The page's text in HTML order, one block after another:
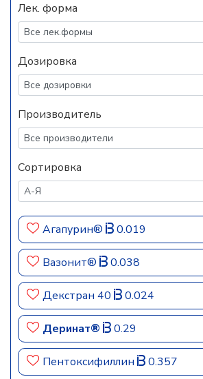
Лек. форма
Дозировка
Производитель
Сортировка
Агапурин® 0.019
Вазонит® 0.038
Декстран 40 0.024
Деринат® 0.29
Пентоксифиллин 0.357